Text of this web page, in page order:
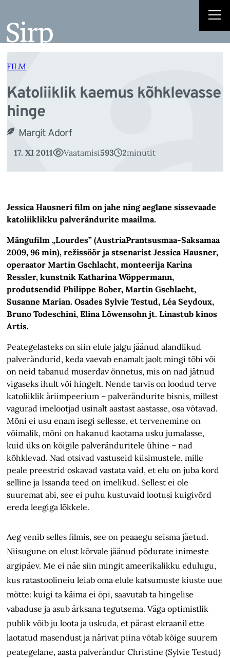
juurde
FILM
Katoliiklik kaemus kõhklevasse
hinge
Margit Adorf
17. XI 2011 Vaatamisi593 2minutit
Jessica Hausneri film on jahe ning aeglane sissevaade
katoliiklikku palverändurite maailma.
Mängufilm „Lourdes” (AustriaPrantsusmaa-Saksamaa
2009, 96 min), režissöör ja stsenarist Jessica Hausner,
operaator Martin Gschlacht, monteerija Karina
Ressler, kunstnik Katharina Wöppermann,
produtsendid Philippe Bober, Martin Gschlacht,
Susanne Marian. Osades Sylvie Testud, Léa Seydoux,
Bruno Todeschini, Elina Löwensohn jt. Linastub kinos
Artis.
Peategelasteks on siin elule jalgu jäänud alandlikud
palverändurid, keda vaevab enamalt jaolt mingi tõbi või
on neid tabanud muserdav õnnetus, mis on nad jätnud
vigaseks ihult või hingelt. Nende tarvis on loodud terve
katoliiklik äriimpeerium – palverändurite bisnis, millest
vagurad imelootjad usinalt aastast aastasse, osa võtavad.
Mõni ei usu enam isegi sellesse, et tervenemine on
võimalik, mõni on hakanud kaotama usku jumalasse,
kuid üks on kõigile palveränduritele ühine – nad
kõhklevad. Nad otsivad vastuseid küsimustele, mille
peale preestrid oskavad vastata vaid, et elu on juba kord
selline ja Issanda teed on imelikud. Sellest ei ole
suuremat abi, see ei puhu kustuvaid lootusi kuigivõrd
ereda leegiga lõkkele.
Aeg venib selles filmis, see on peaaegu seisma jäetud.
Niisugune on elust kõrvale jäänud põdurate inimeste
argipäev. Me ei näe siin mingit ameerikalikku edulugu,
kus ratastoolineiu leiab oma elule katsumuste kiuste uue
mõtte: kuigi ta käima ei õpi, saavutab ta hingelise
vabaduse ja asub ärksana tegutsema. Väga optimistlik
publik võib ju loota ja uskuda, et pärast ekraanil ette
laotatud masendust ja närivat piina võtab kõige suurem
peategelane, aasta palverändur Christine (Sylvie Testud)